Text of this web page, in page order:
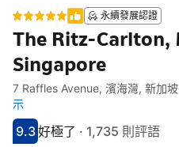
永續發展認證
The Ritz-Carlton,
Singapore
快速連結
跳至住宿介紹
跳至熱門設施
跳至客房類型
跳至訂房政策
7 Raffles Avenue, 濱海灣, 新加坡
示
分數9.3分
9.3
評比好極了
好極了 · 1,735 則評語